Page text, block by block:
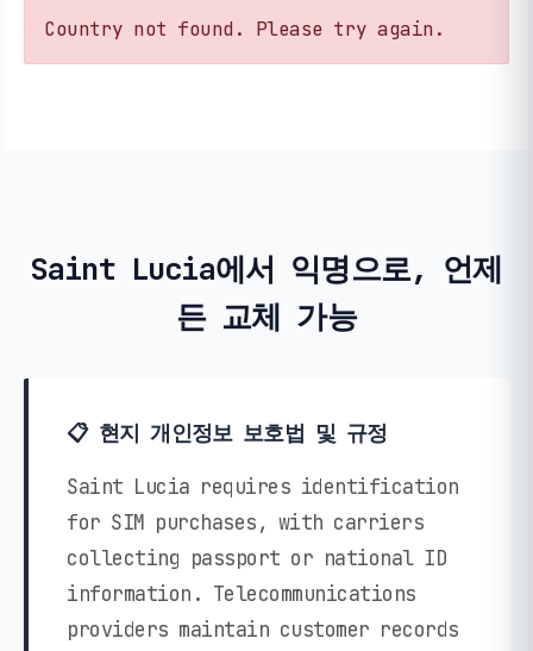
Country not found. Please try again.
Saint Lucia에서 익명으로, 언제
든 교체 가능
📋 현지 개인정보 보호법 및 규정
Saint Lucia requires identification
for SIM purchases, with carriers
collecting passport or national ID
information. Telecommunications
providers maintain customer records